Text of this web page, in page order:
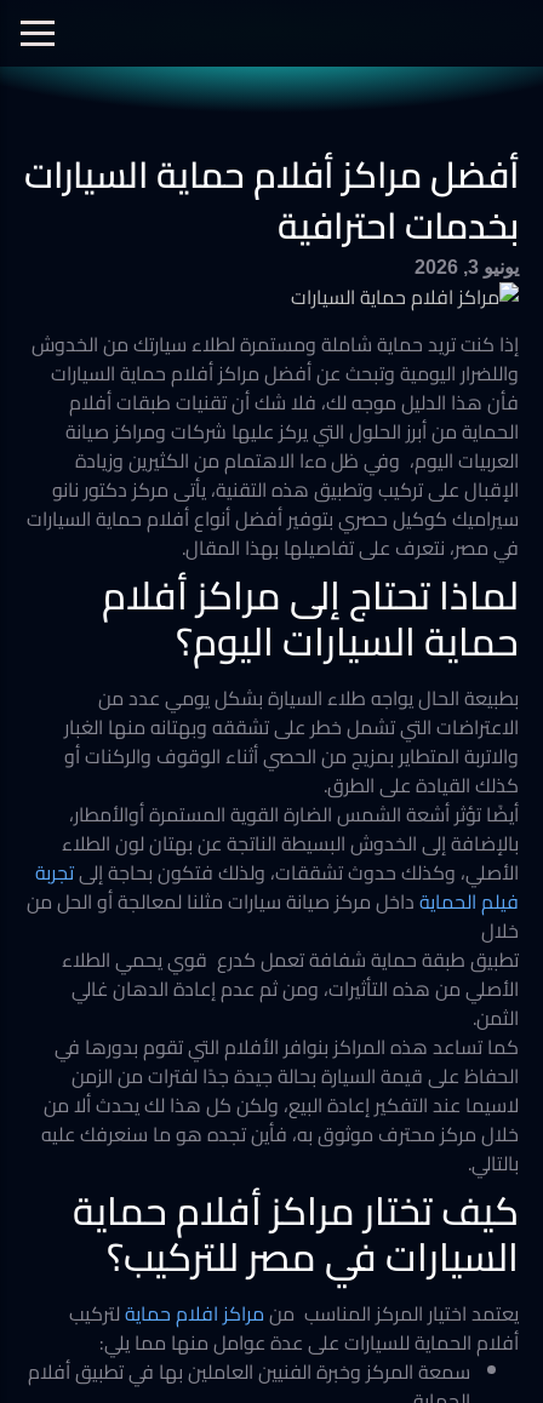
نانو سيراميك
أفلام الحماية
أفضل مراكز أفلام حماية السيارات
بخدمات احترافية
يونيو 3, 2026
إذا كنت تريد حماية شاملة ومستمرة لطلاء سيارتك من الخدوش
واللضرار اليومية وتبحث عن أفضل مراكز أفلام حماية السيارات
فأن هذا الدليل موجه لك، فلا شك أن تقنيات طبقات أفلام
الحماية من أبرز الحلول التي يركز عليها شركات ومراكز صيانة
العربيات اليوم، وفي ظل هءا الاهتمام من الكثيرين وزيادة
الإقبال على تركيب وتطبيق هذه التقنية، يأتى مركز دكتور نانو
سيراميك كوكيل حصري بتوفير أفضل أنواع أفلام حماية السيارات
في مصر، نتعرف على تفاصيلها بهذا المقال.
لماذا تحتاج إلى مراكز أفلام
حماية السيارات اليوم؟
بطبيعة الحال يواجه طلاء السيارة بشكل يومي عدد من
الاعتراضات التي تشمل خطر على تشققه وبهتانه منها الغبار
والاتربة المتطاير بمزيج من الحصي أثناء الوقوف والركنات أو
كذلك القيادة على الطرق.
أيضًا تؤثر أشعة الشمس الضارة القوية المستمرة أوالأمطار،
بالإضافة إلى الخدوش البسيطة الناتجة عن بهتان لون الطلاء
الأصلي، وكذلك حدوث تشققات، ولذلك فتكون بحاجة إلىتجربة
فيلم الحمايةداخل مركز صيانة سيارات مثلنا لمعالجة أو الحل من
خلال
تطبيق طبقة حماية شفافة تعمل كدرع قوي يحمي الطلاء
الأصلي من هذه التأثيرات، ومن ثم عدم إعادة الدهان غالي
الثمن.
كما تساعد هذه المراكز بنوافر الأفلام التي تقوم بدورها في
الحفاظ على قيمة السيارة بحالة جيدة جدًا لفترات من الزمن
لاسيما عند التفكير إعادة البيع، ولكن كل هذا لك يحدث ألا من
خلال مركز محترف موثوق به، فأين تجده هو ما سنعرفك عليه
بالتالي.
كيف تختار مراكز أفلام حماية
السيارات في مصر للتركيب؟
يعتمد اختيار المركز المناسب منمراكز افلام حمايةلتركيب
أفلام الحماية للسيارات على عدة عوامل منها مما يلي:
سمعة المركز وخبرة الفنيين العاملين بها في تطبيق أفلام